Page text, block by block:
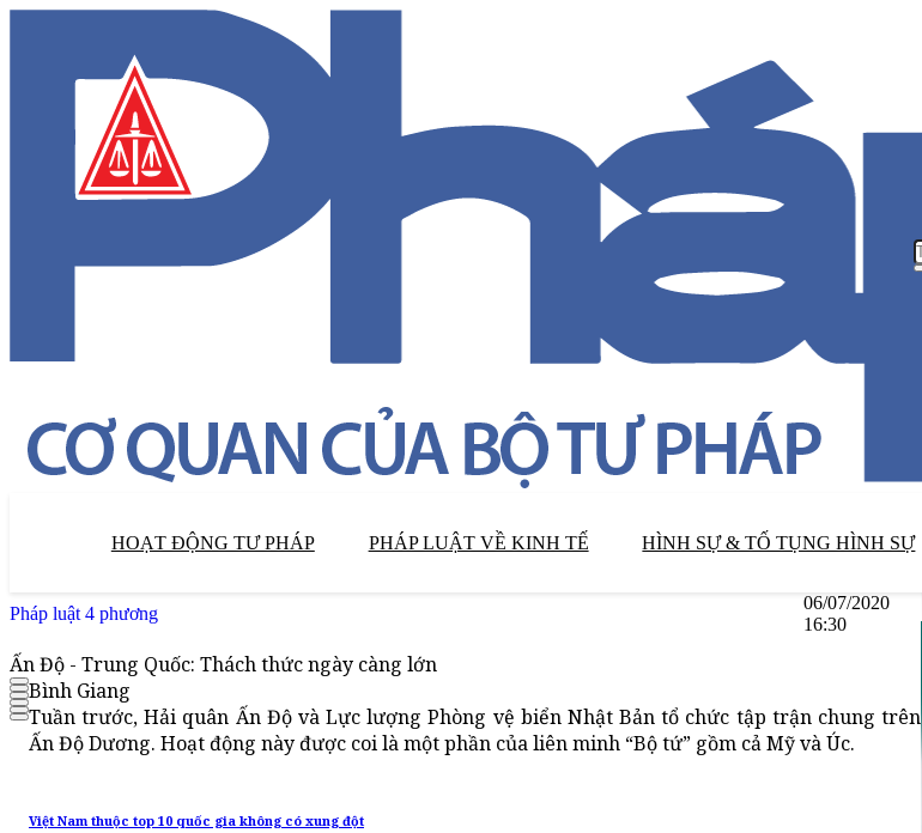
HOẠT ĐỘNG TƯ PHÁP PHÁP LUẬT VỀ KINH TẾ HÌNH SỰ & TỐ TỤNG HÌNH SỰ
Pháp luật 4 phương
06/07/2020
16:30
Ấn Độ - Trung Quốc: Thách thức ngày càng lớn
Bình Giang
Tuần trước, Hải quân Ấn Độ và Lực lượng Phòng vệ biển Nhật Bản tổ chức tập trận chung trên
Ấn Độ Dương. Hoạt động này được coi là một phần của liên minh “Bộ tứ” gồm cả Mỹ và Úc.
Việt Nam thuộc top 10 quốc gia không có xung đột